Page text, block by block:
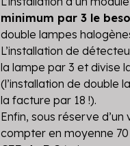
minimum par 3 le
double lampes
L’installation de
la lampe par 3 et divise
(l’installation de double
la facture par 18 !).
Enfin, sous réserve
compter en moyenne